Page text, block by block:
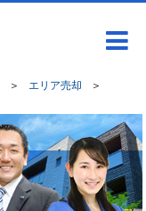
＞ エリア売却
＞